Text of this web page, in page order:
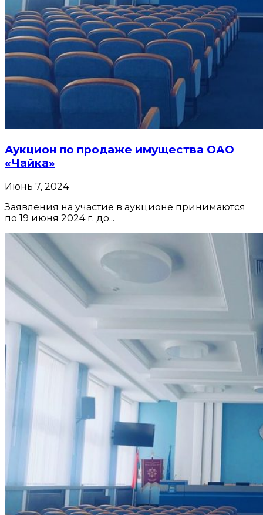
Аукцион по продаже имущества ОАО
«Чайка»
Июнь 7, 2024
Заявления на участие в аукционе принимаются
по 19 июня 2024 г. до...